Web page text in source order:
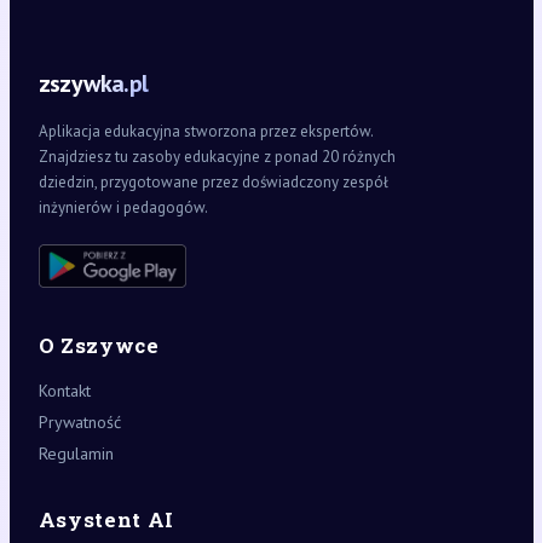
zszywka.pl
Aplikacja edukacyjna stworzona przez ekspertów.
Znajdziesz tu zasoby edukacyjne z ponad 20 różnych
dziedzin, przygotowane przez doświadczony zespół
inżynierów i pedagogów.
O Zszywce
Kontakt
Prywatność
Regulamin
Asystent AI